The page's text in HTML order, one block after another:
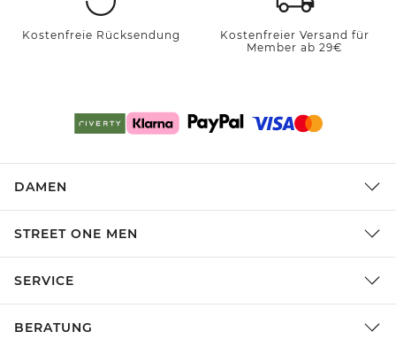
Kostenfreie Rücksendung
Kostenfreier Versand für
Member ab 29€
DAMEN
STREET ONE MEN
SERVICE
BERATUNG